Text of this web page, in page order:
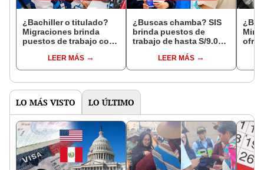
¿Bachiller o titulado?
Migraciones brinda
puestos de trabajo con
S/8.000LEER MÁS
¿Buscas chamba? SIS
brinda puestos de
trabajo de hasta S/9.000
LEER MÁS
LO MÁS VISTO LO ÚLTIMO